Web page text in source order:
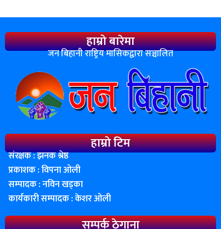
हाम्रो बारेमा
जन बिहानी राष्ट्रिय मासिकद्वारा सञ्चालित
हाम्रो टिम
संरक्षक : झनक श्रेष्ठ
प्रकाशक : विपना ओली
सम्पादक : नविन खड्का
कार्यकारी सम्पादक : केशर ओली